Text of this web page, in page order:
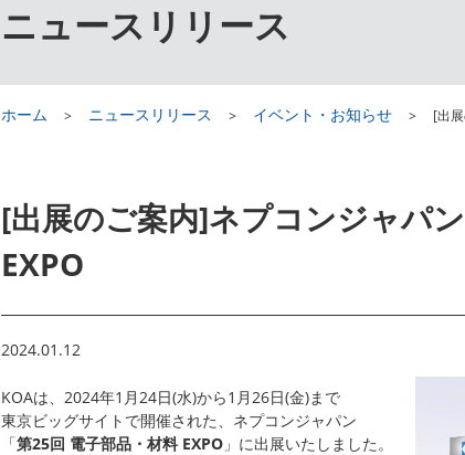
ニュースリリース
ホーム ニュースリリース イベント・お知らせ [出
[出展のご案内]ネプコンジャパ
EXPO
2024.01.12
KOAは、2024年1月24日(水)から1月26日(金)まで
東京ビッグサイトで開催された、ネプコンジャパン
「第25回 電子部品・材料 EXPO 」に出展いたしました。